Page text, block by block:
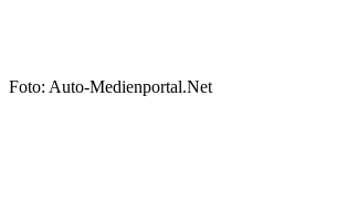
Foto: Auto-Medienportal.Net